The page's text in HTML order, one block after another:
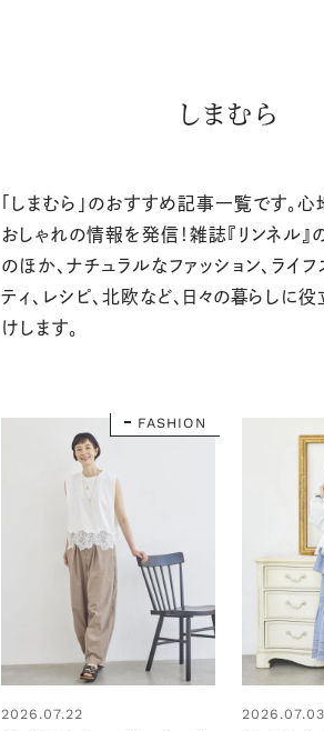
しまむら
「しまむら」のおすすめ記事一覧です。
おしゃれの情報を発信！雑誌『リンネル
のほか、ナチュラルなファッション、ライフ
ティ、レシピ、北欧など、日々の暮らしに
けします。
FASHION
2026.07.22 2026.07.03